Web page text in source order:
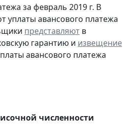
за февраль 2019 г. В
уплаты авансового платежа
представляют в
гарантию и извещение
авансового платежа
численности